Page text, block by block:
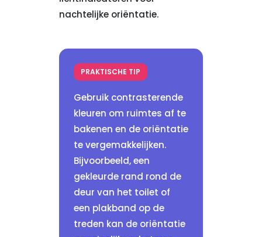
nachtelijke oriëntatie.
PRAKTISCHE TIP
Gebruik contrasterende
kleuren om ruimtes af te
bakenen en de oriëntatie
te vergemakkelijken.
Bijvoorbeeld, een
gekleurde rand rond de
deur van het toilet of
een plakband op de
treden kan de oriëntatie